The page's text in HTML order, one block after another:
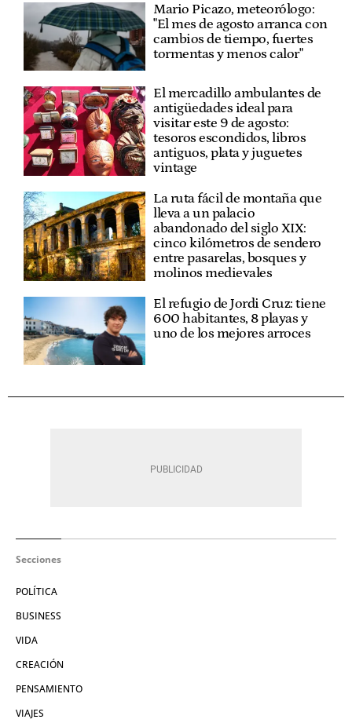
Mario Picazo, meteorólogo:
"El mes de agosto arranca con
cambios de tiempo, fuertes
tormentas y menos calor"
El mercadillo ambulantes de
antigüedades ideal para
visitar este 9 de agosto:
tesoros escondidos, libros
antiguos, plata y juguetes
vintage
La ruta fácil de montaña que
lleva a un palacio
abandonado del siglo XIX:
cinco kilómetros de sendero
entre pasarelas, bosques y
molinos medievales
El refugio de Jordi Cruz: tiene
600 habitantes, 8 playas y
uno de los mejores arroces
Secciones
POLÍTICA
BUSINESS
VIDA
CREACIÓN
PENSAMIENTO
VIAJES